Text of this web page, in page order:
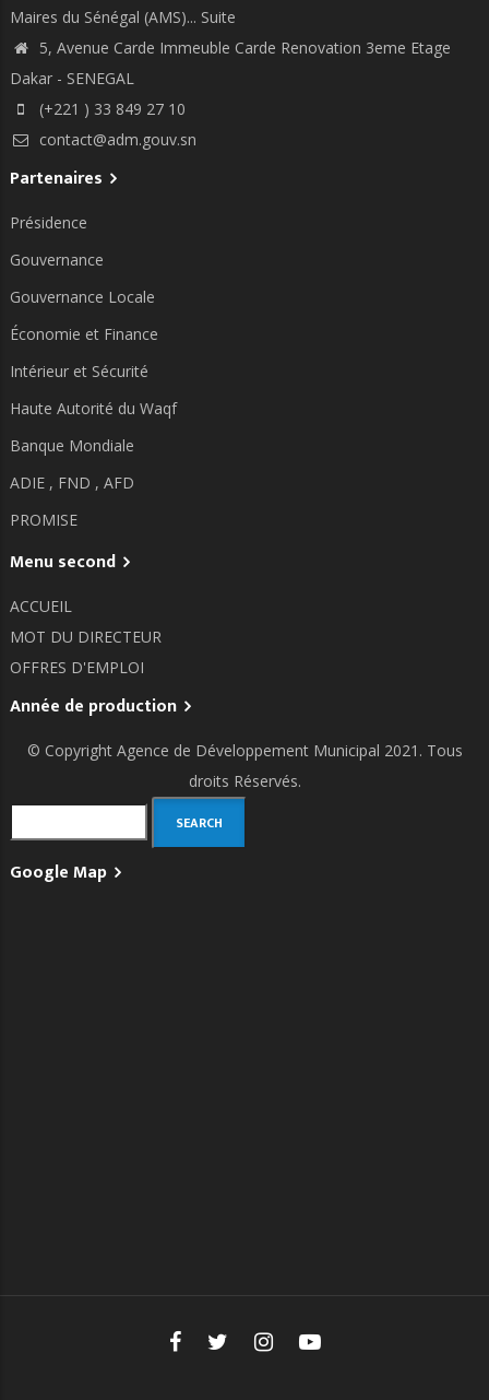
Maires du Sénégal (AMS)... Suite
5, Avenue Carde Immeuble Carde Renovation 3eme Etage
Dakar - SENEGAL
(+221 ) 33 849 27 10
contact@adm.gouv.sn
Partenaires
Présidence
Gouvernance
Gouvernance Locale
Économie et Finance
Intérieur et Sécurité
Haute Autorité du Waqf
Banque Mondiale
ADIE , FND , AFD
PROMISE
Menu second
ACCUEIL
MOT DU DIRECTEUR
OFFRES D'EMPLOI
Année de production
© Copyright Agence de Développement Municipal 2021. Tous
droits Réservés.
Google Map